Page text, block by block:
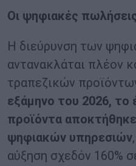
Οι ψηφιακές
Η διεύρυνση των
αντανακλάται πλέον
τραπεζικών
εξάμηνο του 2026, το
προϊόντα
ψηφιακών υπηρεσιών
αύξηση σχεδόν 160%